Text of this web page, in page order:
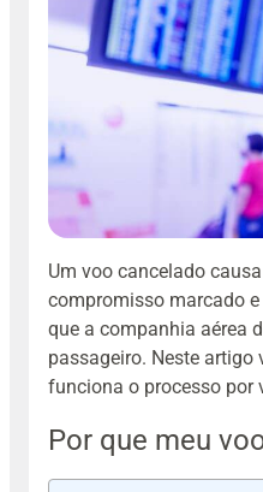
Um voo cancelado
compromisso marcado
que a companhia aérea
passageiro. Neste
funciona o processo por
Por que meu